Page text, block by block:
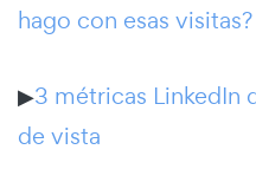
hago con esas visitas?
▶3 métricas LinkedIn
de vista